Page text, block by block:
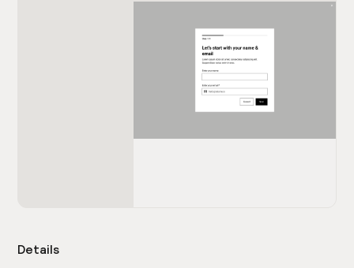
Details